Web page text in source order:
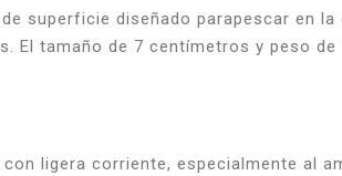
superficie diseñado parapescar en
El tamaño de 7 centímetros y peso
ligera corriente, especialmente al